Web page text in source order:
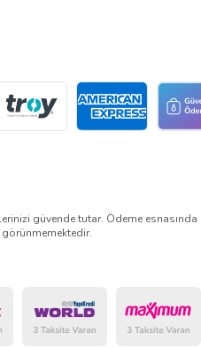
güvende tutar. Ödeme